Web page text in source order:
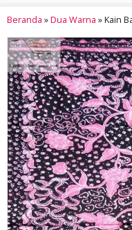
Beranda »Dua Warna »Kain